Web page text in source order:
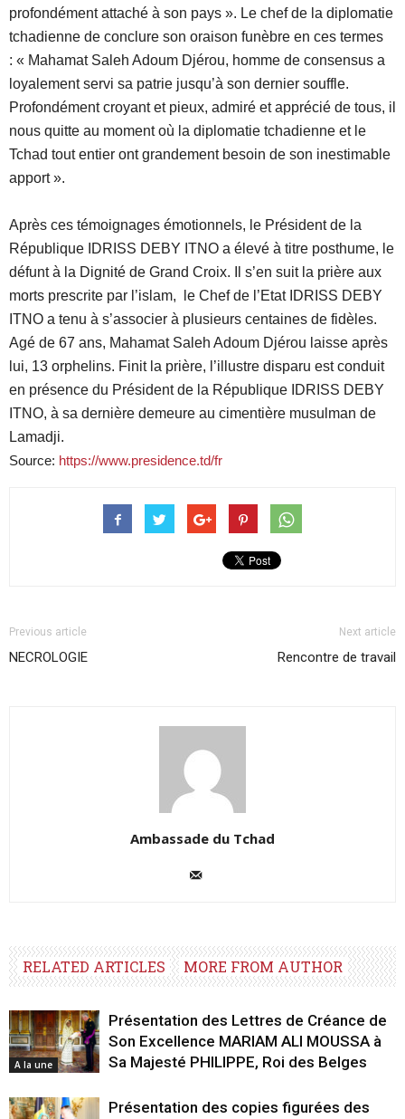
profondément attaché à son pays ». Le chef de la diplomatie
tchadienne de conclure son oraison funèbre en ces termes
: « Mahamat Saleh Adoum Djérou, homme de consensus a
loyalement servi sa patrie jusqu’à son dernier souffle.
Profondément croyant et pieux, admiré et apprécié de tous, il
nous quitte au moment où la diplomatie tchadienne et le
Tchad tout entier ont grandement besoin de son inestimable
apport ».
Après ces témoignages émotionnels, le Président de la
République IDRISS DEBY ITNO a élevé à titre posthume, le
défunt à la Dignité de Grand Croix. Il s’en suit la prière aux
morts prescrite par l’islam, le Chef de l’Etat IDRISS DEBY
ITNO a tenu à s’associer à plusieurs centaines de fidèles.
Agé de 67 ans, Mahamat Saleh Adoum Djérou laisse après
lui, 13 orphelins. Finit la prière, l’illustre disparu est conduit
en présence du Président de la République IDRISS DEBY
ITNO, à sa dernière demeure au cimentière musulman de
Lamadji.
Source: https://www.presidence.td/fr
Previous article
NECROLOGIE
Next article
Rencontre de travail
Ambassade du Tchad
RELATED ARTICLES MORE FROM AUTHOR
A la une
Présentation des Lettres de Créance de
Son Excellence MARIAM ALI MOUSSA à
Sa Majesté PHILIPPE, Roi des Belges
Présentation des copies figurées des